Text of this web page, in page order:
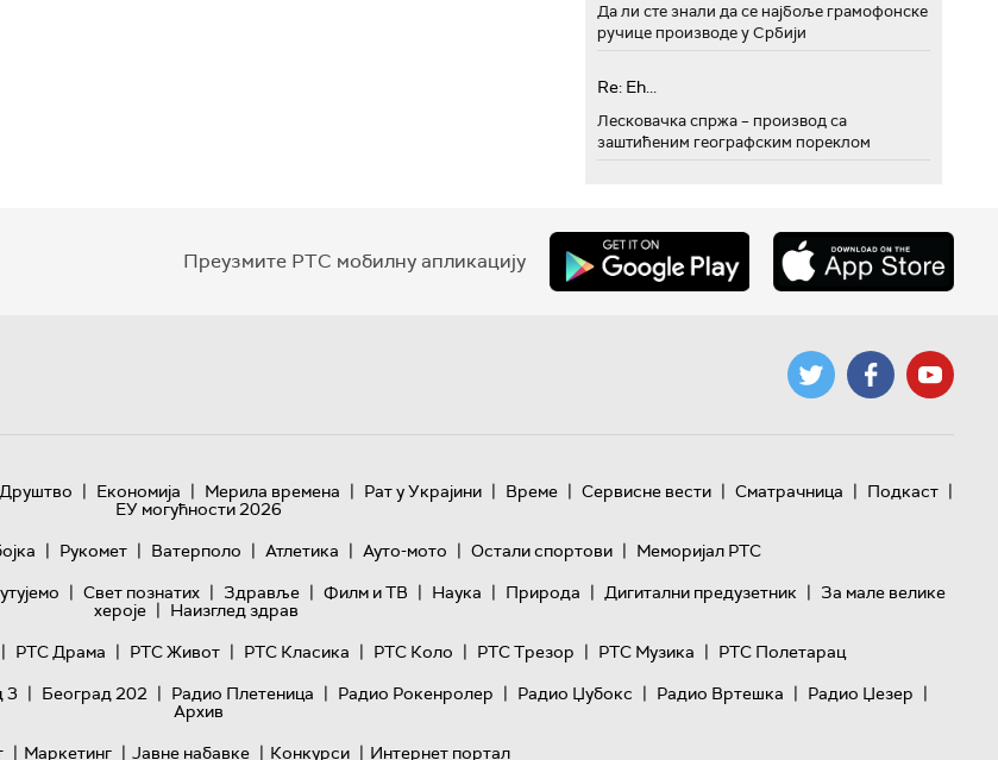
Да ли сте знали да се најбоље грамофонске
ручице производе у Србији
Re: Eh...
Лесковачка спржа – производ са
заштићеним географским пореклом
Преузмите РТС мобилну апликацију
Друштво | Економија | Мерила времена | Рат у Украјини | Време | Сервисне вести | Сматрачница | Подкаст |
ЕУ могућности 2026
| Рукомет | Ватерполо | Атлетика | Ауто-мото | Остали спортови | Меморијал РТС
| Свет познатих | Здравље | Филм и ТВ | Наука | Природа | Дигитални предузетник | За мале велике
хероје | Наизглед здрав
| РТС Драма | РТС Живот | РТС Класика | РТС Коло | РТС Трезор | РТС Музика | РТС Полетарац
3 | Београд 202 | Радио Плетеница | Радио Рокенролер | Радио Џубокс | Радио Вртешка | Радио Џезер |
Архив
| Маркетинг | Јавне набавке | Конкурси | Интернет портал